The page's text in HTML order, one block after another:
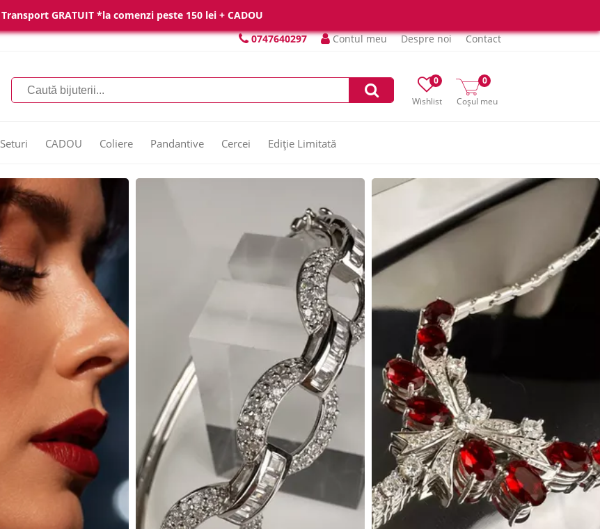
Transport GRATUIT *la comenzi peste 150 lei + CADOU
0747640297
Contul meu Despre noi Contact
Wishlist
0
Coșul meu
0
Seturi CADOU Coliere Pandantive Cercei Ediție Limitată